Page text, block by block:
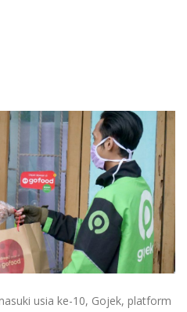
usia ke-10, Gojek, platform